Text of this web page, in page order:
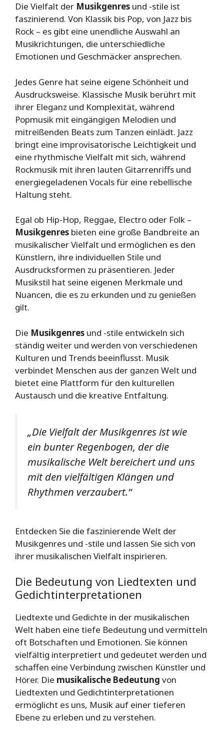
Die Vielfalt der Musikgenres und -stile ist
faszinierend. Von Klassik bis Pop, von Jazz bis
Rock – es gibt eine unendliche Auswahl an
Musikrichtungen, die unterschiedliche
Emotionen und Geschmäcker ansprechen.
Jedes Genre hat seine eigene Schönheit und
Ausdrucksweise. Klassische Musik berührt mit
ihrer Eleganz und Komplexität, während
Popmusik mit eingängigen Melodien und
mitreißenden Beats zum Tanzen einlädt. Jazz
bringt eine improvisatorische Leichtigkeit und
eine rhythmische Vielfalt mit sich, während
Rockmusik mit ihren lauten Gitarrenriffs und
energiegeladenen Vocals für eine rebellische
Haltung steht.
Egal ob Hip-Hop, Reggae, Electro oder Folk –
Musikgenres bieten eine große Bandbreite an
musikalischer Vielfalt und ermöglichen es den
Künstlern, ihre individuellen Stile und
Ausdrucksformen zu präsentieren. Jeder
Musikstil hat seine eigenen Merkmale und
Nuancen, die es zu erkunden und zu genießen
gilt.
Die Musikgenres und -stile entwickeln sich
ständig weiter und werden von verschiedenen
Kulturen und Trends beeinflusst. Musik
verbindet Menschen aus der ganzen Welt und
bietet eine Plattform für den kulturellen
Austausch und die kreative Entfaltung.
„Die Vielfalt der Musikgenres ist wie
ein bunter Regenbogen, der die
musikalische Welt bereichert und uns
mit den vielfältigen Klängen und
Rhythmen verzaubert.“
Entdecken Sie die faszinierende Welt der
Musikgenres und -stile und lassen Sie sich von
ihrer musikalischen Vielfalt inspirieren.
Die Bedeutung von Liedtexten und
Gedichtinterpretationen
Liedtexte und Gedichte in der musikalischen
Welt haben eine tiefe Bedeutung und vermitteln
oft Botschaften und Emotionen. Sie können
vielfältig interpretiert und gedeutet werden und
schaffen eine Verbindung zwischen Künstler und
Hörer. Die musikalische Bedeutung von
Liedtexten und Gedichtinterpretationen
ermöglicht es uns, Musik auf einer tieferen
Ebene zu erleben und zu verstehen.